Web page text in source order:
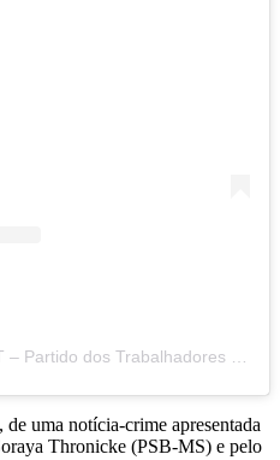
uma notícia-crime apresentada
Thronicke (PSB-MS) e pelo